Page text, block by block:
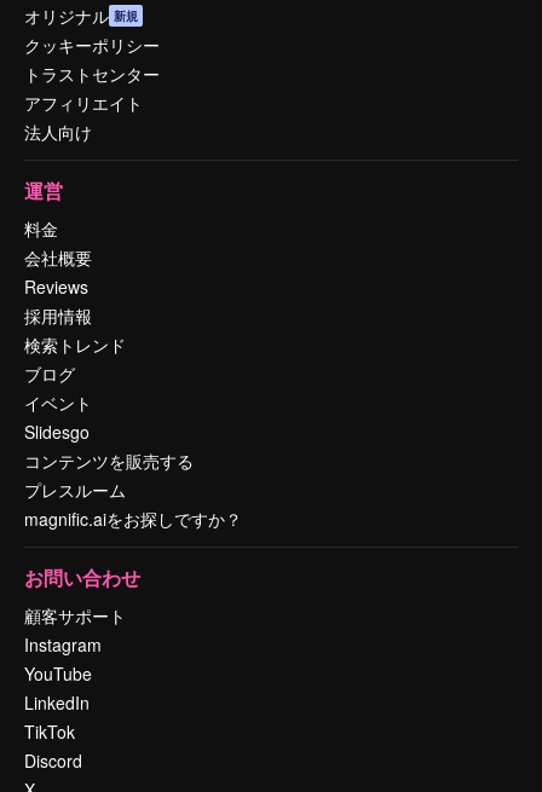
オリジナル 新規
クッキーポリシー
トラストセンター
アフィリエイト
法人向け
運営
料金
会社概要
Reviews
採用情報
検索トレンド
ブログ
イベント
Slidesgo
コンテンツを販売する
プレスルーム
magnific.aiをお探しですか？
お問い合わせ
顧客サポート
Instagram
YouTube
LinkedIn
TikTok
Discord